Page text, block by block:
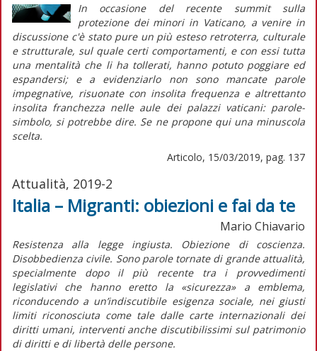
In occasione del recente summit sulla
protezione dei minori in Vaticano, a venire in
discussione c'è stato pure un più esteso retroterra, culturale
e strutturale, sul quale certi comportamenti, e con essi tutta
una mentalità che li ha tollerati, hanno potuto poggiare ed
espandersi; e a evidenziarlo non sono mancate parole
impegnative, risuonate con insolita frequenza e altrettanto
insolita franchezza nelle aule dei palazzi vaticani: parole-
simbolo, si potrebbe dire. Se ne propone qui una minuscola
scelta.
Articolo, 15/03/2019, pag. 137
Attualità, 2019-2
Italia – Migranti: obiezioni e fai da te
Mario Chiavario
Resistenza alla legge ingiusta. Obiezione di coscienza.
Disobbedienza civile. Sono parole tornate di grande attualità,
specialmente dopo il più recente tra i provvedimenti
legislativi che hanno eretto la «sicurezza» a emblema,
riconducendo a un’indiscutibile esigenza sociale, nei giusti
limiti riconosciuta come tale dalle carte internazionali dei
diritti umani, interventi anche discutibilissimi sul patrimonio
di diritti e di libertà delle persone.